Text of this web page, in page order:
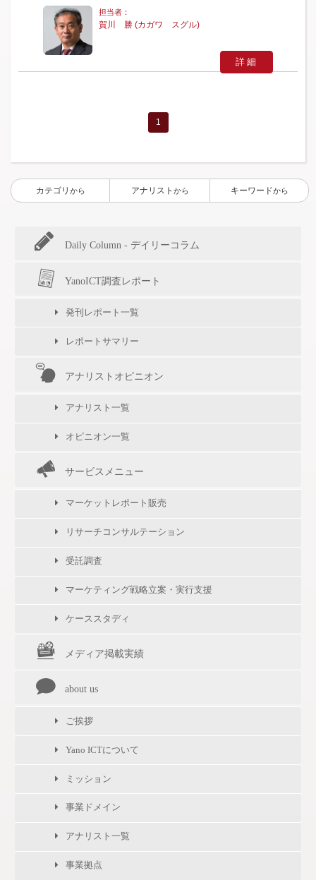
賀川 勝 (カガワ スグル)
詳細
1
カテゴリ から アナリスト から キーワードから
Daily Column - デイリーコラム
YanoICT調査レポート
発刊レポート一覧
レポートサマリー
アナリストオピニオン
アナリスト一覧
オピニオン一覧
サービスメニュー
マーケットレポート販売
リサーチコンサルテーション
受託調査
マーケティング戦略立案・実行支援
ケーススタディ
メディア掲載実績
about us
ご挨拶
Yano ICTについて
ミッション
事業ドメイン
アナリスト一覧
事業拠点